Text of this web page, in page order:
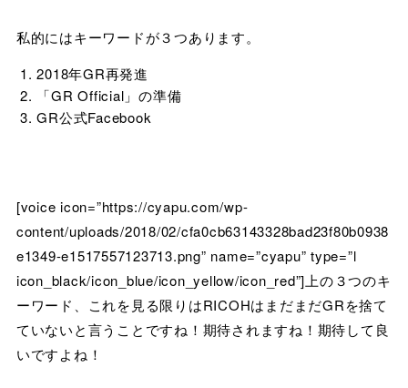
私的にはキーワードが３つあります。
2018年GR再発進
「GR Official」の準備
GR公式Facebook
[voice icon=”https://cyapu.com/wp-
content/uploads/2018/02/cfa0cb63143328bad23f80b0938
e1349-e1517557123713.png” name=”cyapu” type=”l
icon_black/icon_blue/icon_yellow/icon_red”]上の３つのキ
ーワード、これを見る限りはRICOHはまだまだGRを捨て
ていないと言うことですね！期待されますね！期待して良
いですよね！